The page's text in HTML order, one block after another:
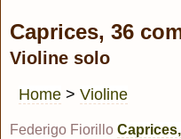
Caprices, 36
Violine solo
Home > Violine
Federigo Fiorillo